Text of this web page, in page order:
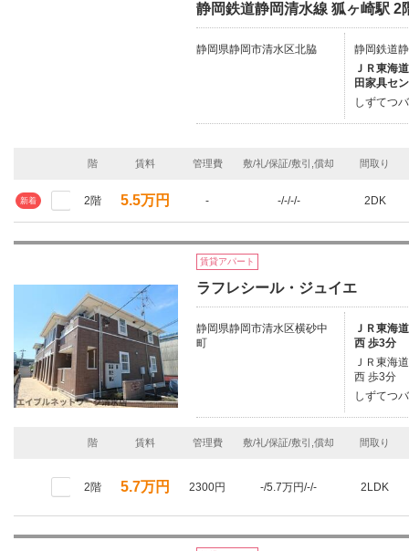
静岡鉄道静岡清水線 狐ヶ崎駅 2
静岡県静岡市清水区北脇
静岡鉄道
ＪＲ東海
田家具セ
しずてつ
階 賃料 管理費 敷/礼/保証/敷引,償却 間取り
新着 2階 5.5万円 - -/-/-/- 2DK
賃貸アパート
ラフレシール・ジュイエ
静岡県静岡市清水区横砂中
町
ＪＲ東海
西 歩3分
ＪＲ東海
西 歩3分
しずてつ
階 賃料 管理費 敷/礼/保証/敷引,償却 間取り
2階 5.7万円 2300円 -/5.7万円/-/- 2LDK